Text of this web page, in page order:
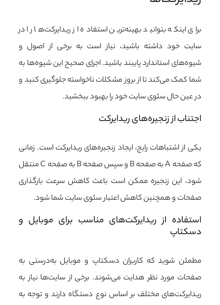
برای اینکه بتوانید بهینه‌ترین استفاده از ریدایرکت‌ها را در
سایت خود داشته باشید، نیاز است به برخی از اصول و
شیوه‌های استاندارد پایبند باشید. اجرای صحیح این شیوه‌ها به
شما کمک می‌کند تا از بروز مشکلات ناخواسته جلوگیری کنید و
در عین حال سئوی سایت خود را بهبود ببخشید.
اجتناب از زنجیره‌های ریدایرکت
یکی از اشتباهات رایج، ایجاد زنجیره‌های ریدایرکت است. زمانی
که صفحه A به صفحه B و سپس صفحه B به صفحه C منتقل
شود، این زنجیره ممکن است باعث کاهش سرعت بارگذاری
صفحات و همچنین کاهش اعتبار سئوی سایت شما شود.
استفاده از ریدایرکت‌های مناسب برای موبایل و
دسکتاپ
مطمئن شوید که کاربران دسکتاپ و موبایل به‌درستی به
صفحات مورد نظر هدایت می‌شوند. برخی از سایت‌ها نیاز به
ریدایرکت‌های مختلف بر اساس نوع دستگاه دارند و توجه به